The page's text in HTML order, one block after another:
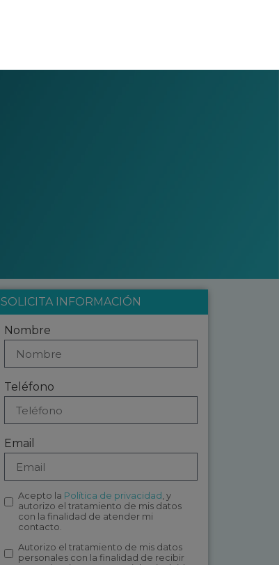
SOLICITA INFORMACIÓN
Nombre
Teléfono
Email
Acepto la Política de privacidad , y
autorizo el tratamiento de mis datos
con la finalidad de atender mi
contacto.
Autorizo el tratamiento de mis datos
personales con la finalidad de recibir